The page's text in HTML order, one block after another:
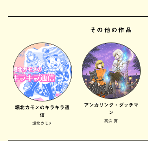
その他の作品
堀北カモメのキラキラ通
信
堀北カモメ
アンカリング・ダッチマ
ン
高浜 寛